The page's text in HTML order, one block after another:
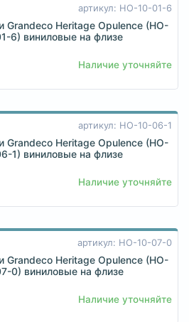
артикул: HO-10-01-6
Grandeco Heritage Opulence (HO-
6) виниловые на флизе
Наличие уточняйте
артикул: HO-10-06-1
Grandeco Heritage Opulence (HO-
1) виниловые на флизе
Наличие уточняйте
артикул: HO-10-07-0
Grandeco Heritage Opulence (HO-
0) виниловые на флизе
Наличие уточняйте